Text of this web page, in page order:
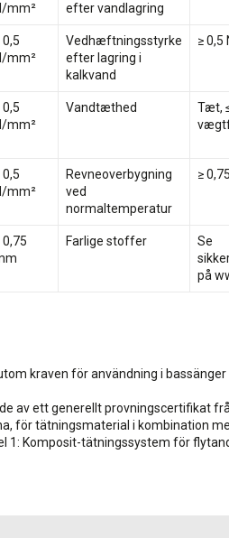
mm²
efter vandlagring
0,5
mm²
Vedhæftningsstyrke
efter lagring i
kalkvand
≥ 0,5
0,5
mm²
Vandtæthed
Tæt,
0,5
mm²
Revneoverbygning
ved
normaltemperatur
≥
0,75
Farlige stoffer
Se
på
kraven för användning i
av ett generellt provningscertifikat
för tätningsmaterial i kombination
1: Komposit-tätningssystem för